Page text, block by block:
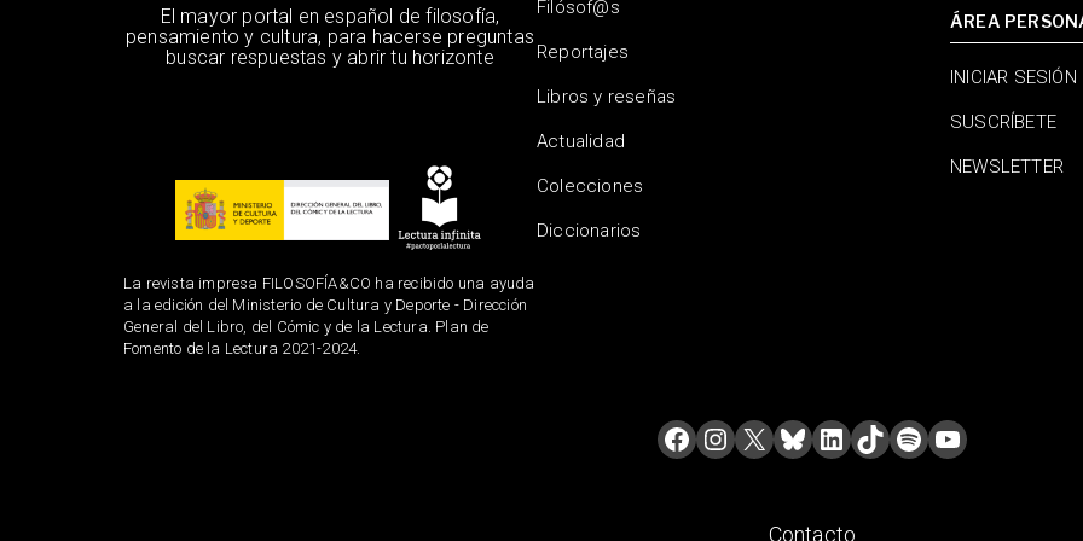
El mayor portal en español de filosofía,
pensamiento y cultura, para hacerse preguntas
buscar respuestas y abrir tu horizonte
La revista impresa FILOSOFÍA&CO ha recibido una ayuda
a la edición del Ministerio de Cultura y Deporte - Dirección
General del Libro, del Cómic y de la Lectura. Plan de
Fomento de la Lectura 2021-2024.
Filósof@s
Reportajes
Libros y reseñas
Actualidad
Colecciones
Diccionarios
ÁREA
INICIAR SESIÓN
SUSCRÍBETE
NEWSLETTER
Contacto